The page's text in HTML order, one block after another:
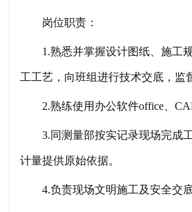
岗位职责：
1.熟悉并掌握设计图纸、施工
工工艺，向班组进行技术交底，监
2.熟练使用办公软件office、
3.同测量部按实记录现场完成
计量提供原始依据。
4.负责现场文明施工及安全交底